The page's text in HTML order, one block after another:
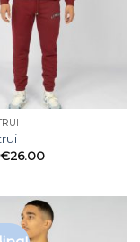
€26.00